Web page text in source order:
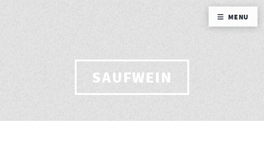
SAUFWEIN
MENU